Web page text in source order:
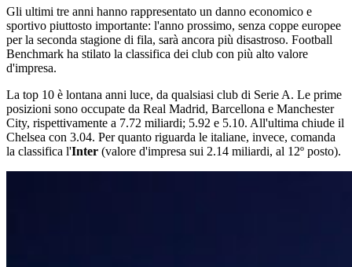
Gli ultimi tre anni hanno rappresentato un danno economico e
sportivo piuttosto importante: l'anno prossimo, senza coppe europee
per la seconda stagione di fila, sarà ancora più disastroso. Football
Benchmark ha stilato la classifica dei club con più alto valore
d'impresa.
La top 10 è lontana anni luce, da qualsiasi club di Serie A. Le prime
posizioni sono occupate da Real Madrid, Barcellona e Manchester
City, rispettivamente a 7.72 miliardi; 5.92 e 5.10. All'ultima chiude il
Chelsea con 3.04. Per quanto riguarda le italiane, invece, comanda
la classifica l'Inter (valore d'impresa sui 2.14 miliardi, al 12º posto).